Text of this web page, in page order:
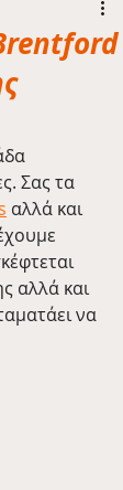
Σας τα
αλλά και
αλλά και
να